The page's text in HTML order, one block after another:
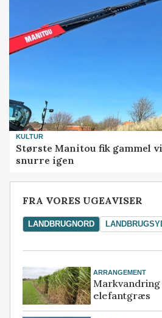
KULTUR
Største Manitou fik gammel
snurre igen
FRA VORES UGEAVISER
LANDBRUGNORD
ARRANGEMENT
elefantgræs